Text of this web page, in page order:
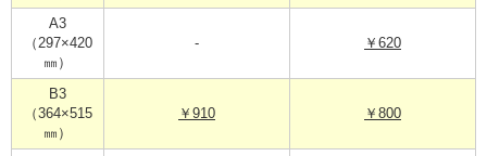
A3
（297×420
㎜）
- ￥620
B3
（364×515
㎜）
￥910 ￥800